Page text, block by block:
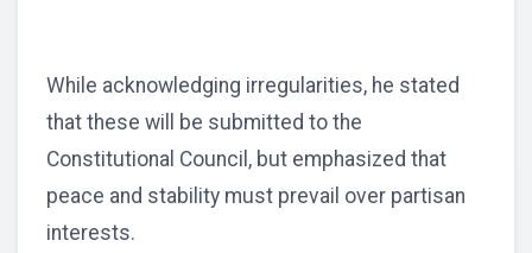
While acknowledging irregularities, he stated
that these will be submitted to the
Constitutional Council, but emphasized that
peace and stability must prevail over partisan
interests.